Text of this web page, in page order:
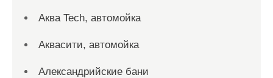
Аква Tech, автомойка
Аквасити, автомойка
Александрийские бани